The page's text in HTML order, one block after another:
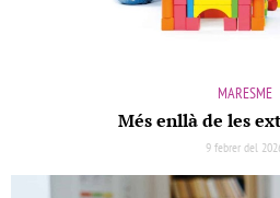
MARESME
Més enllà de les
9 febrer del